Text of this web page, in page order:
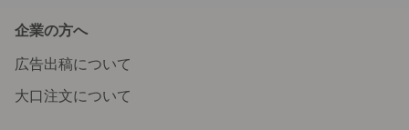
企業の方へ
広告出稿について
大口注文について